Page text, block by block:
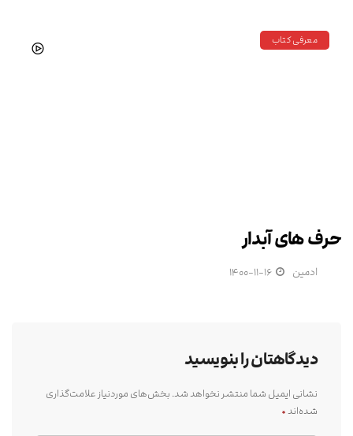
معرفی کتاب
حرف های آبدار
ادمین ۱۴۰۰-۱۱-۱۶
دیدگاهتان را بنویسید
نشانی ایمیل شما منتشر نخواهد شد. بخش‌های موردنیاز علامت‌گذاری
شده‌اند*